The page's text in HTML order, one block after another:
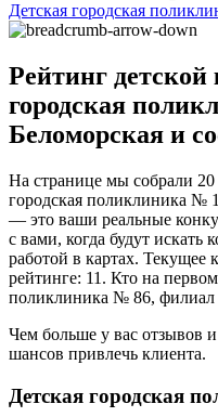
Детская городская
Рейтинг
городская
Беломорская и
На странице мы собрали
городская поликлиника №
— это ваши реальные
с вами, когда будут
работой в картах. Текущее
рейтинге: 11. Кто на
поликлиника № 86,
Чем больше у вас отзывов
шансов привлечь клиента.
Детская городская